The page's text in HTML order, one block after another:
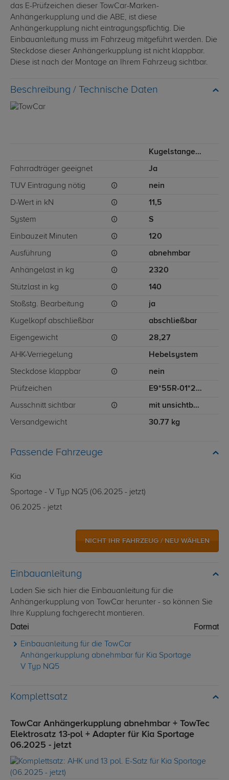
das E-Prüfzeichen dieser TowCar-Marken-
Anhängerkupplung und die ABE, ist diese
Anhängerkupplung nicht eintragungspflichtig. Die
Einbauanleitung muss im Fahrzeug mitgeführt werden. Die
Steckdose dieser Anhängerkupplung ist nicht klappbar.
Diese ist nach der Montage an Ihrem Fahrzeug sichtbar.
Technische Daten
Kugelstange von hinten gesteckt
Fahrradträger geeignet Ja
TÜV Eintragung nötig nein
D-Wert in kN 11,5
System S
Einbauzeit Minuten 120
Ausführung abnehmbar
Anhängelast in kg 2320
Stützlast in kg 140
Stoßstg. Bearbeitung ja
Kugelkopf abschließbar abschließbar
Eigengewicht 28,27
AHK-Verriegelung Hebelsystem
Steckdose klappbar nein
Prüfzeichen E9*55R-01*2600
Ausschnitt sichtbar mit unsichtbarem Ausschnitt für Stoßstange
Versandgewicht 30.77 kg
Passende Fahrzeuge
Kia
Sportage - V Typ NQ5 (06.2025 - jetzt)
06.2025 - jetzt
NICHT IHR FAHRZEUG / NEU WÄHLEN
Einbauanleitung
Laden Sie sich hier die Einbauanleitung für die
Anhängerkupplung von TowCar herunter - so können Sie
Ihre Kupplung fachgerecht montieren.
Datei
Format
Einbauanleitung für die TowCar
Anhängerkupplung abnehmbar für Kia Sportage
V Typ NQ5
Komplettsatz
TowCar Anhängerkupplung abnehmbar + TowTec
Elektrosatz 13-pol + Adapter für Kia Sportage
06.2025 - jetzt